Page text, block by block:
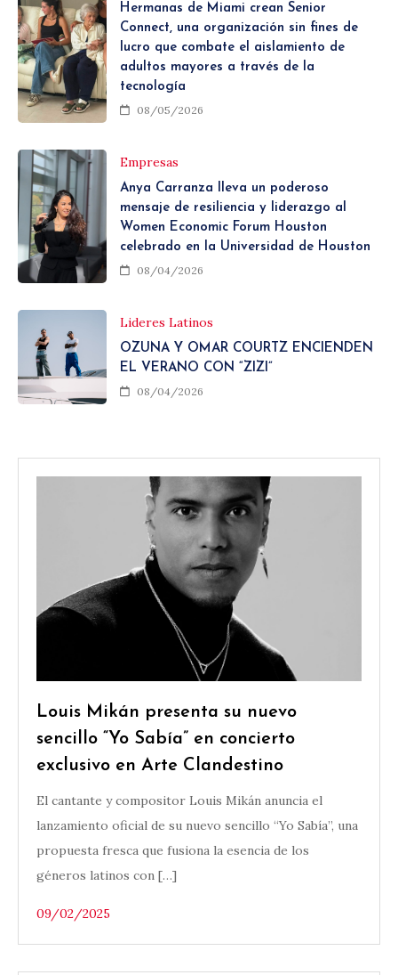
Hermanas de Miami crean Senior
Connect, una organización sin fines de
lucro que combate el aislamiento de
adultos mayores a través de la
tecnología
08/05/2026
Empresas
Anya Carranza lleva un poderoso
mensaje de resiliencia y liderazgo al
Women Economic Forum Houston
celebrado en la Universidad de Houston
08/04/2026
Lideres Latinos
OZUNA Y OMAR COURTZ ENCIENDEN
EL VERANO CON “ZIZI”
08/04/2026
Louis Mikán presenta su nuevo
sencillo “Yo Sabía” en concierto
exclusivo en Arte Clandestino
El cantante y compositor Louis Mikán anuncia el
lanzamiento oficial de su nuevo sencillo “Yo Sabía”, una
propuesta fresca que fusiona la esencia de los
géneros latinos con […]
09/02/2025